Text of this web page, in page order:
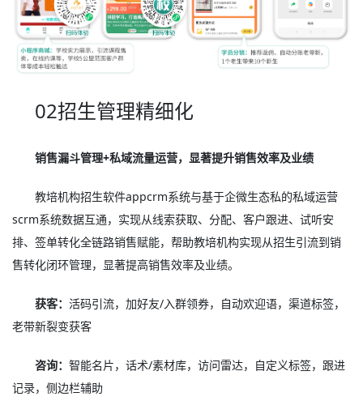
02招生管理精细化
销售漏斗管理+私域流量运营，显著提升销售效率及业绩
教培机构招生软件appcrm系统与基于企微生态私的私域运营
scrm系统数据互通，实现从线索获取、分配、客户跟进、试听安
排、签单转化全链路销售赋能，帮助教培机构实现从招生引流到销
售转化闭环管理，显著提高销售效率及业绩。
获客：活码引流，加好友/入群领券，自动欢迎语，渠道标签，
老带新裂变获客
咨询：智能名片，话术/素材库，访问雷达，自定义标签，跟进
记录，侧边栏辅助